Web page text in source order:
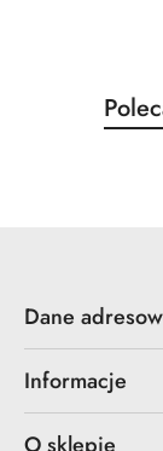
Pomiń
o
Dane
Informacje